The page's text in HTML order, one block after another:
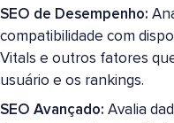
SEO de Desempenho:
compatibilidade com
Vitals e outros fatores
usuário e os rankings.
SEO Avançado: Avalia